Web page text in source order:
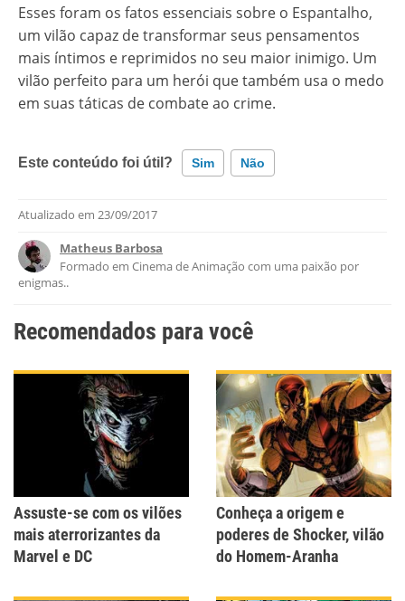
Esses foram os fatos essenciais sobre o Espantalho,
um vilão capaz de transformar seus pensamentos
mais íntimos e reprimidos no seu maior inimigo. Um
vilão perfeito para um herói que também usa o medo
em suas táticas de combate ao crime.
Este conteúdo foi útil? Sim Não
Este conteúdo contém informação incorreta
Este conteúdo não tem a informação que procuro
Outro
Atualizado em 23/09/2017
Matheus Barbosa
Formado em Cinema de Animação com uma paixão por
enigmas..
Recomendados para você
Assuste-se com os vilões
mais aterrorizantes da
Marvel e DC
Conheça a origem e
poderes de Shocker, vilão
do Homem-Aranha